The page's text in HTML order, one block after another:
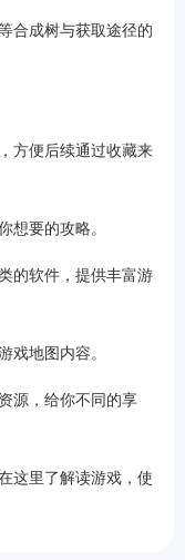
合成树与获取途径的
方便后续通过收藏来
想要的攻略。
的软件，提供丰富游
戏地图内容。
源，给你不同的享
这里了解读游戏，使